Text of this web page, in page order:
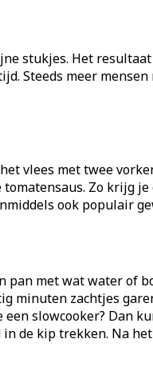
stukjes. Het
Steeds meer
vlees met twee
tomatensaus. Zo krijg
ook populair
pan met wat water of
minuten zachtjes
slowcooker? Dan
de kip trekken. Na